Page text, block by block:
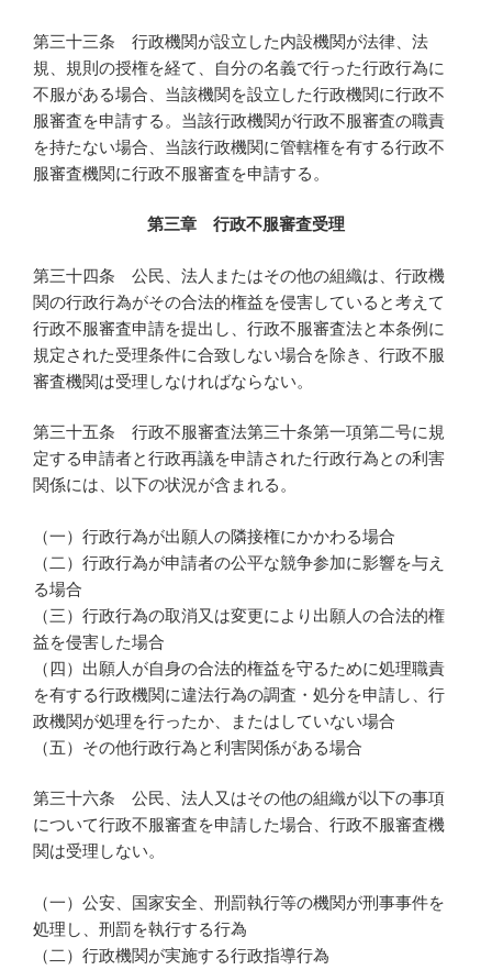
第三十三条 行政機関が設立した内設機関が法律、法
規、規則の授権を経て、自分の名義で行った行政行為に
不服がある場合、当該機関を設立した行政機関に行政不
服審査を申請する。当該行政機関が行政不服審査の職責
を持たない場合、当該行政機関に管轄権を有する行政不
服審査機関に行政不服審査を申請する。
第三章 行政不服審査受理
第三十四条 公民、法人またはその他の組織は、行政機
関の行政行為がその合法的権益を侵害していると考えて
行政不服審査申請を提出し、行政不服審査法と本条例に
規定された受理条件に合致しない場合を除き、行政不服
審査機関は受理しなければならない。
第三十五条 行政不服審査法第三十条第一項第二号に規
定する申請者と行政再議を申請された行政行為との利害
関係には、以下の状況が含まれる。
（一）行政行為が出願人の隣接権にかかわる場合
（二）行政行為が申請者の公平な競争参加に影響を与え
る場合
（三）行政行為の取消又は変更により出願人の合法的権
益を侵害した場合
（四）出願人が自身の合法的権益を守るために処理職責
を有する行政機関に違法行為の調査・処分を申請し、行
政機関が処理を行ったか、またはしていない場合
（五）その他行政行為と利害関係がある場合
第三十六条 公民、法人又はその他の組織が以下の事項
について行政不服審査を申請した場合、行政不服審査機
関は受理しない。
（一）公安、国家安全、刑罰執行等の機関が刑事事件を
処理し、刑罰を執行する行為
（二）行政機関が実施する行政指導行為